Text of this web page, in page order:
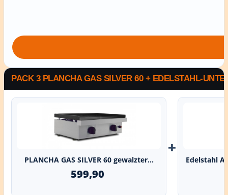
PACK 3 PLANCHA GAS SILVER 60 + EDELSTAHL-
PLANCHA GAS SILVER 60 gewalzter...
599,90
+
Edelstahl